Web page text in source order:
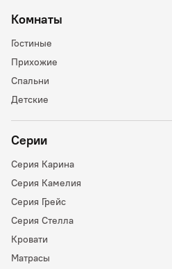
Комнаты
Гостиные
Прихожие
Спальни
Детские
Серии
Серия Карина
Серия Камелия
Серия Грейс
Серия Стелла
Кровати
Матрасы